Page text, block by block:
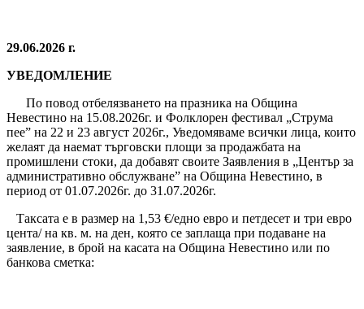
29.06.2026 г.
УВЕДОМЛЕНИЕ
По повод отбелязването на празника на Община
Невестино на 15.08.2026г. и Фолклорен фестивал „Струма
пее” на 22 и 23 август 2026г., Уведомяваме всички лица, които
желаят да наемат търговски площи за продажбата на
промишлени стоки, да добавят своите Заявления в „Център за
административно обслужване” на Община Невестино, в
период от 01.07.2026г. до 31.07.2026г.
Таксата е в размер на 1,53 €/едно евро и петдесет и три евро
цента/ на кв. м. на ден, която се заплаща при подаване на
заявление, в брой на касата на Община Невестино или по
банкова сметка: